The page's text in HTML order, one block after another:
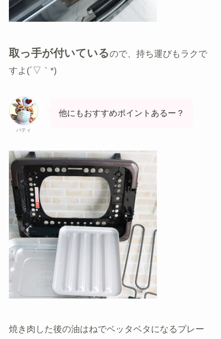
取っ手が付いているので、持ち運びもラクで
すよ(´▽｀*)
パティ
他にもおすすめポイントあるー？
焼き肉した後の油はねでベッタベタになるプレー